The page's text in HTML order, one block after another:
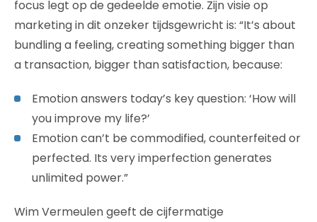
focus legt op de gedeelde emotie. Zijn visie op
marketing in dit onzeker tijdsgewricht is: “It’s about
bundling a feeling, creating something bigger than
a transaction, bigger than satisfaction, because:
Emotion answers today’s key question: ‘How will
you improve my life?’
Emotion can’t be commodified, counterfeited or
perfected. Its very imperfection generates
unlimited power.”
Wim Vermeulen geeft de cijfermatige